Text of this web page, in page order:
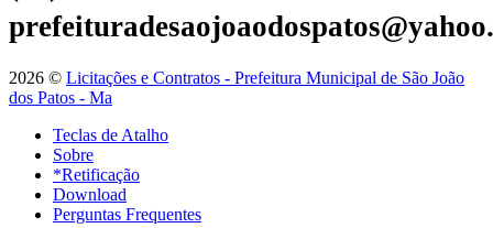
2026 © Licitações e Contratos - Prefeitura Municipal de São João
dos Patos - Ma
Teclas de Atalho
Sobre
*Retificação
Download
Perguntas Frequentes